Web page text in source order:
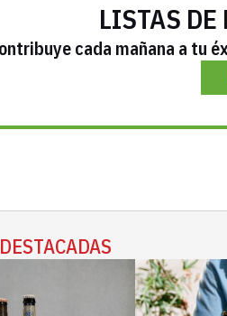
LISTAS
cada mañana a tu